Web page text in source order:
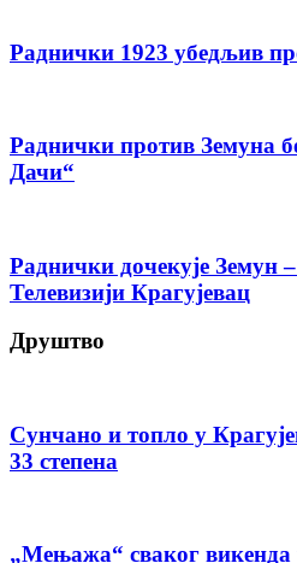
Раднички 1923 убедљив
Раднички против Земуна
Дачи“
Раднички дочекује Земун
Телевизији Крагујевац
Друштво
Сунчано и топло у
33 степена
„Мењажа“ сваког викенда